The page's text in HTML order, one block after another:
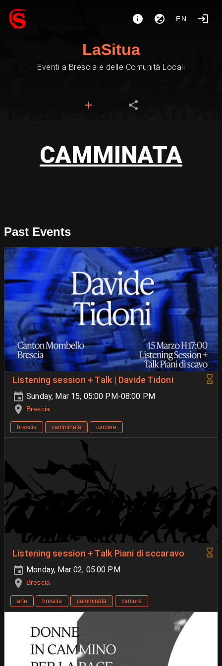
EN
LaSitua
Eventi a Brescia e delle Comunità Locali
CAMMINATA
Past Events
Listening session + Talk | Davide Tidoni
Sunday, Mar 15, 05:00 PM-08:00 PM
Brescia
brescia camminata carcere
Listening session + Talk Piani di sccaravo
Monday, Mar 02, 05:00 PM
Brescia
arte brescia camminata carcere